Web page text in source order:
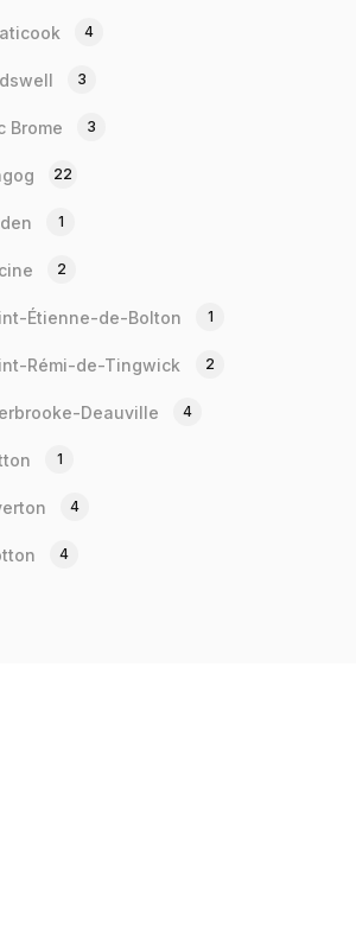
4
3
Brome 3
22
1
2
Étienne-de-Bolton 1
Rémi-de-Tingwick 2
Deauville 4
1
4
4